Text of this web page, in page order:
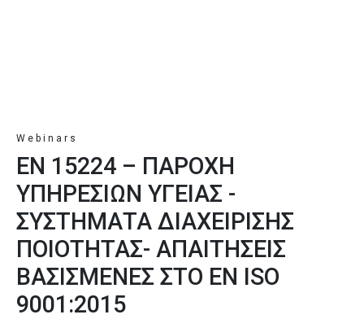
Webinars
EN 15224 – ΠΑΡΟΧΗ
ΥΠΗΡΕΣΙΩΝ ΥΓΕΙΑΣ -
ΣΥΣΤΗΜΑΤΑ ΔΙΑΧΕΙΡΙΣΗΣ
ΠΟΙΟΤΗΤΑΣ- ΑΠΑΙΤΗΣΕΙΣ
ΒΑΣΙΣΜΕΝΕΣ ΣΤΟ ΕΝ ISO
9001:2015